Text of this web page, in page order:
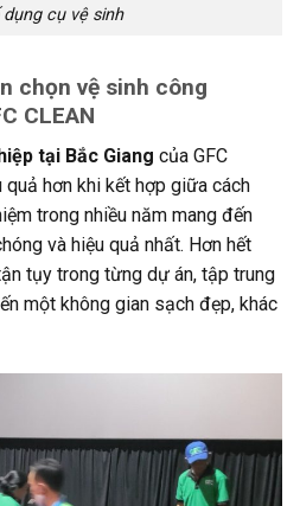
cụ vệ sinh
chọn vệ sinh công
CLEAN
tại Bắc Giang của GFC
quả hơn khi kết hợp giữa cách
trong nhiều năm mang đến
và hiệu quả nhất. Hơn hết
tụy trong từng dự án, tập trung
một không gian sạch đẹp, khác